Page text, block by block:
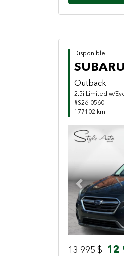
Disponible
SUBARU
Outback
2.5i Limited w/
#S26-0560
177102 km
Previous
13 995 $ 12